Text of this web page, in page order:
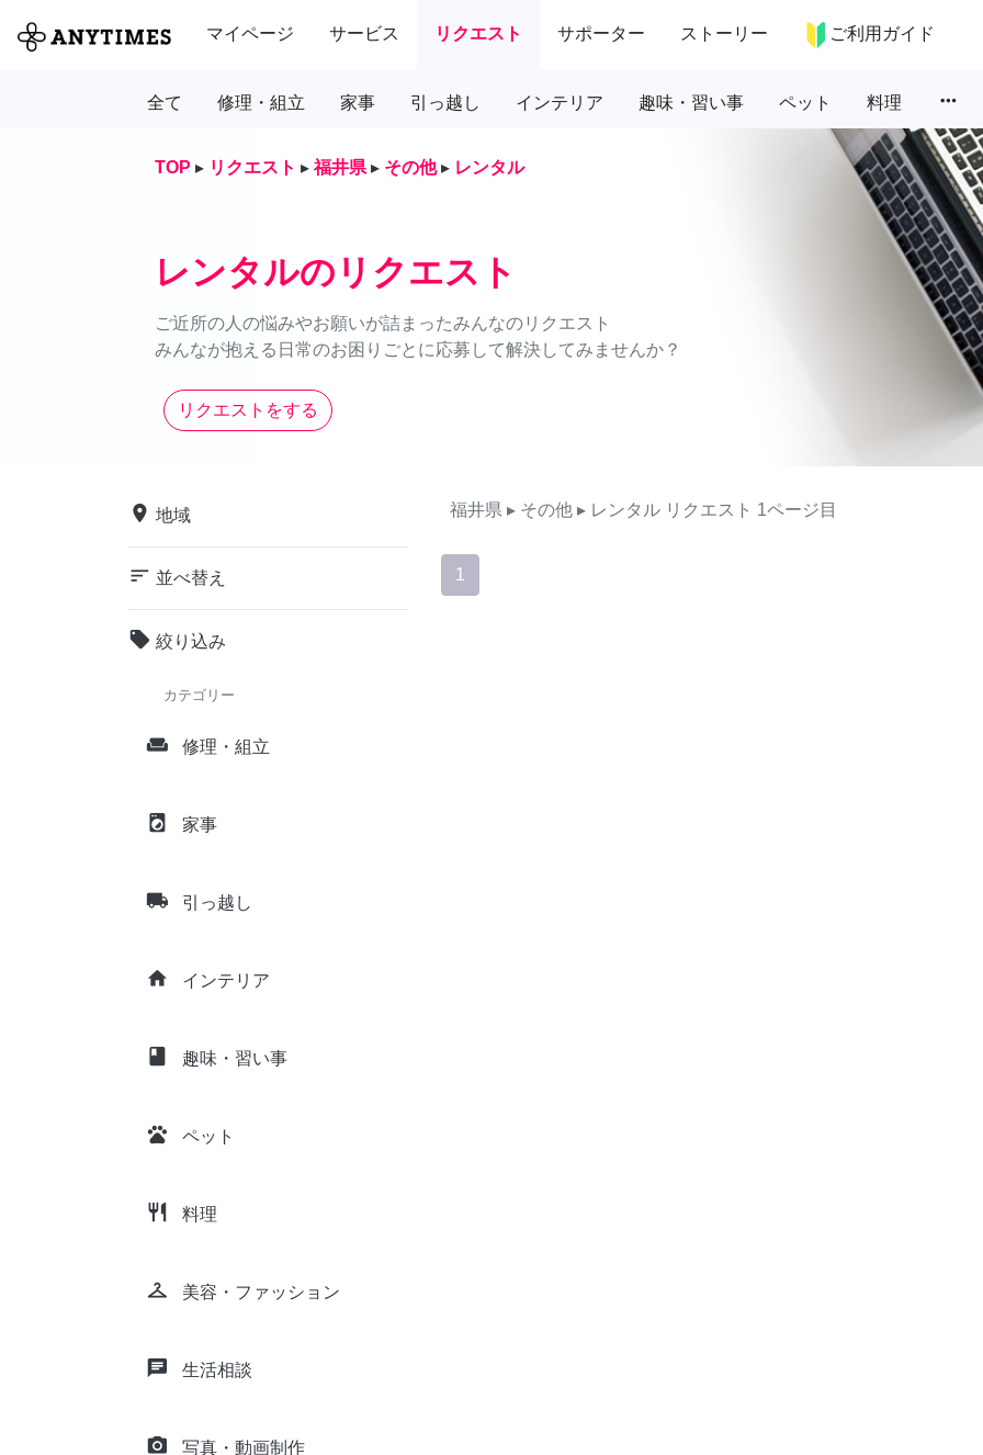
マイページ サービス リクエスト サポーター ストーリー ご利用ガイド
全て 修理・組立 家事 引っ越し インテリア 趣味・習い事 ペット 料理 more_horiz
TOP ▸ リクエスト ▸ 福井県 ▸ その他 ▸ レンタル
レンタルのリクエスト
ご近所の人の悩みやお願いが詰まったみんなのリクエスト
みんなが抱える日常のお困りごとに応募して解決してみませんか？
リクエストをする
place 地域
sort 並べ替え
local_offer 絞り込み
カテゴリー
weekend 修理・組立
local_laundry_service 家事
local_shipping 引っ越し
home インテリア
class 趣味・習い事
pets ペット
restaurant 料理
checkroom 美容・ファッション
chat 生活相談
camera_alt 写真・動画制作
福井県 ▸ その他 ▸ レンタル リクエスト 1ページ目
1